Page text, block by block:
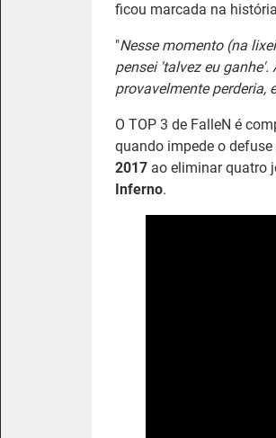
ficou marcada na
"Nesse momento (na
pensei 'talvez eu
provavelmente perderia,
O TOP 3 de FalleN é
quando impede o
2017 ao eliminar quatro
Inferno.